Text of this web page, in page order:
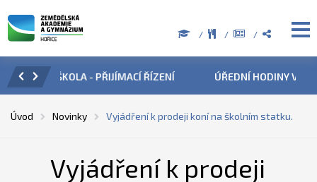
ÚŘEDNÍ HODINY V OBDOBÍ LETNÍCH PRÁZDNIN
Úvod Novinky Vyjádření k prodeji koní na školním statku.
Vyjádření k prodeji